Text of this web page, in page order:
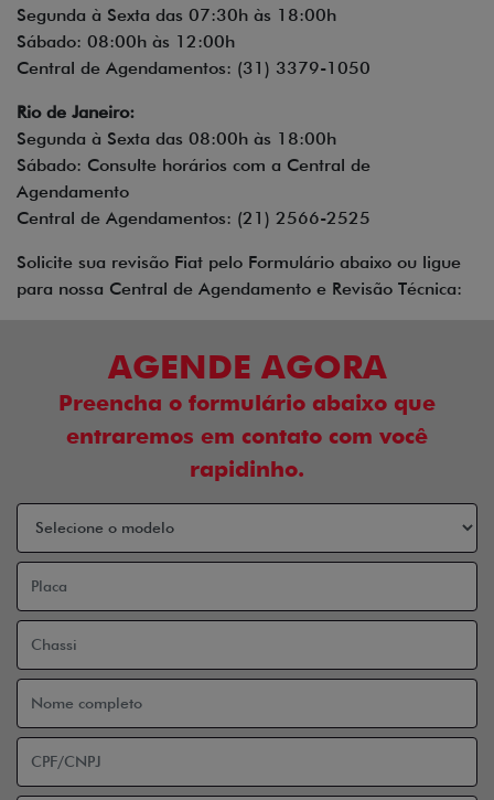
Segunda à Sexta das 07:30h às 18:00h
Sábado: 08:00h às 12:00h
Central de Agendamentos: (31) 3379-1050
Rio de Janeiro:
Segunda à Sexta das 08:00h às 18:00h
Sábado: Consulte horários com a Central de
Agendamento
Central de Agendamentos: (21) 2566-2525
Solicite sua revisão Fiat pelo Formulário abaixo ou ligue
para nossa Central de Agendamento e Revisão Técnica:
AGENDE AGORA
Preencha o formulário abaixo que
entraremos em contato com você
rapidinho.